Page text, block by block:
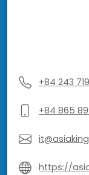
+84 243 719
+84 865
https://